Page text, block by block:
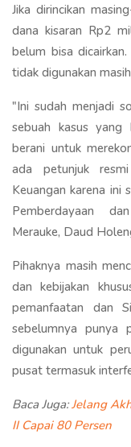
Jika dirincikan
dana kisaran Rp2
belum bisa
tidak digunakan
"Ini sudah menjadi
sebuah kasus yang
berani untuk
ada petunjuk
Keuangan karena ini
Pemberdayaan
Merauke, Daud
Pihaknya masih
dan kebijakan
pemanfaatan dan
sebelumnya punya
digunakan untuk
pusat termasuk
Baca Juga:Jelang
II Capai 80 Persen